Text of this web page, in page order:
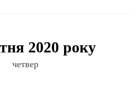
2020 року
четвер